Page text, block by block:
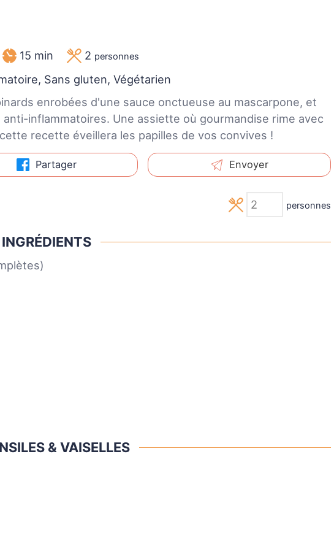
15 min 2 personnes
Sans gluten, Végétarien
enrobées d'une sauce onctueuse au mascarpone, et
inflammatoires. Une assiette où gourmandise rime avec
recette éveillera les papilles de vos convives !
Partager Envoyer
personnes
INGRÉDIENTS
& VAISELLES